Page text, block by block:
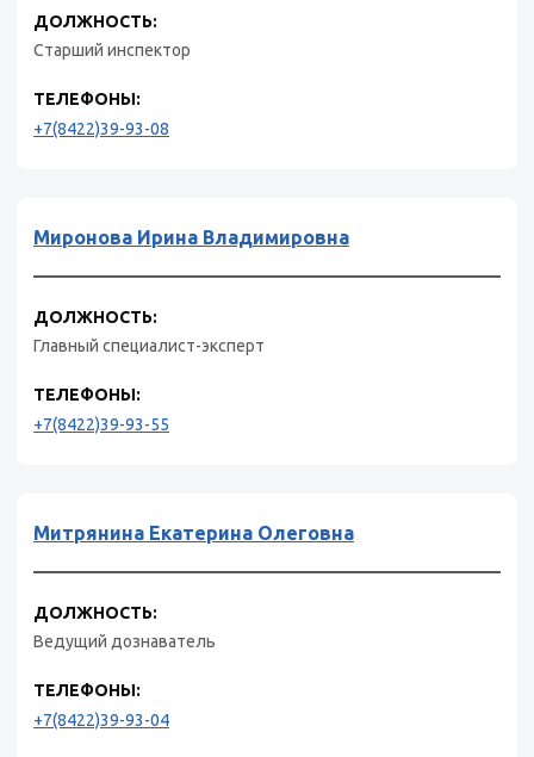
ДОЛЖНОСТЬ:
Старший инспектор
ТЕЛЕФОНЫ:
+7(8422)39-93-08
Миронова Ирина Владимировна
ДОЛЖНОСТЬ:
Главный специалист-эксперт
ТЕЛЕФОНЫ:
+7(8422)39-93-55
Митрянина Екатерина Олеговна
ДОЛЖНОСТЬ:
Ведущий дознаватель
ТЕЛЕФОНЫ:
+7(8422)39-93-04